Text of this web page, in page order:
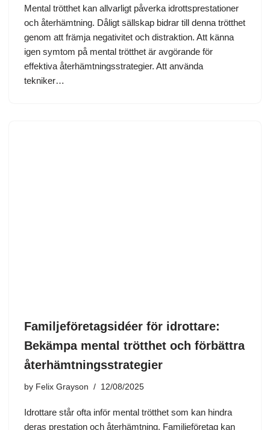
Mental trötthet kan allvarligt påverka idrottsprestationer
och återhämtning. Dåligt sällskap bidrar till denna trötthet
genom att främja negativitet och distraktion. Att känna
igen symtom på mental trötthet är avgörande för
effektiva återhämtningsstrategier. Att använda
tekniker…
Familjeföretagsidéer för idrottare:
Bekämpa mental trötthet och förbättra
återhämtningsstrategier
by Felix Grayson 12/08/2025
Idrottare står ofta inför mental trötthet som kan hindra
deras prestation och återhämtning. Familjeföretag kan